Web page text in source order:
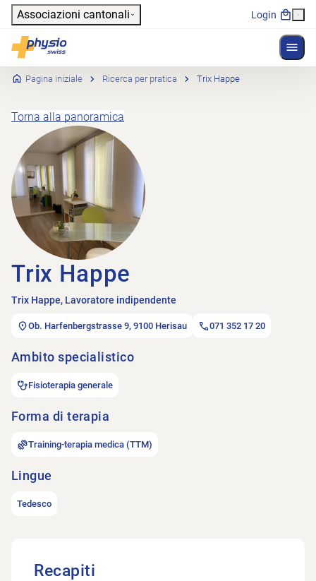
Header
Associazioni cantonali Login
Physioswiss
Navigazione principale
Pagina iniziale Ricerca per pratica Trix Happe
Torna alla panoramica
Trix Happe
Trix Happe, Lavoratore indipendente
Ob. Harfenbergstrasse 9, 9100 Herisau 071 352 17 20
Ambito specialistico
Fisioterapia generale
Forma di terapia
Training-terapia medica (TTM)
Lingue
Tedesco
Recapiti